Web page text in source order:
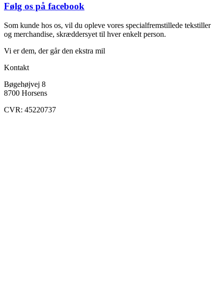
Følg os på facebook
Som kunde hos os, vil du opleve vores specialfremstillede tekstiller
og merchandise, skræddersyet til hver enkelt person.
Vi er dem, der går den ekstra mil
Kontakt
Bøgehøjvej 8
8700 Horsens
CVR: 45220737